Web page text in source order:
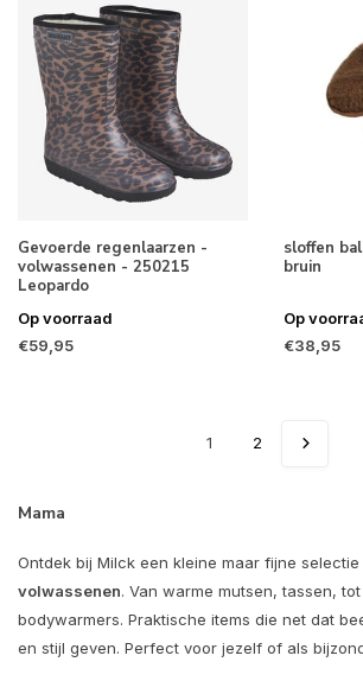
Gevoerde regenlaarzen -
volwassenen - 250215
Leopardo
Op voorraad
€59,95
sloffen
bruin
Op
€38,95
1 2
Mama
Ontdek bij Milck een kleine maar fijne selectie
volwassenen. Van warme mutsen, tassen,
bodywarmers. Praktische items die net dat
en stijl geven. Perfect voor jezelf of als